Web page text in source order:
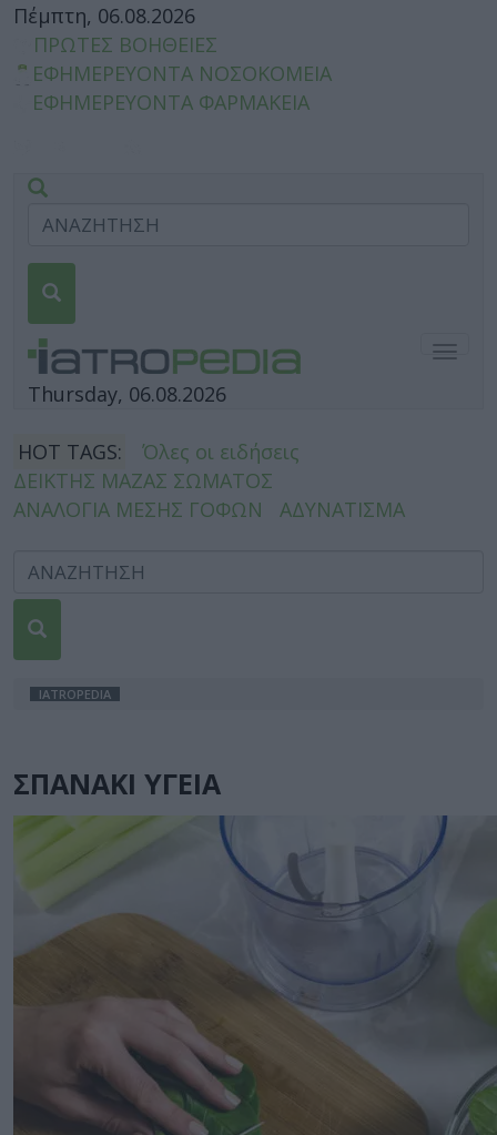
Πέμπτη, 06.08.2026
ΠΡΩΤΕΣ ΒΟΗΘΕΙΕΣ
ΕΦΗΜΕΡΕΥΟΝΤΑ ΝΟΣΟΚΟΜΕΙΑ
ΕΦΗΜΕΡΕΥΟΝΤΑ ΦΑΡΜΑΚΕΙΑ
Thursday, 06.08.2026
HOT TAGS:
Όλες οι ειδήσεις
ΔΕΙΚΤΗΣ ΜΑΖΑΣ ΣΩΜΑΤΟΣ
ΑΝΑΛΟΓΙΑ ΜΕΣΗΣ ΓΟΦΩΝ
ΑΔΥΝΑΤΙΣΜΑ
IATROPEDIA
ΣΠΑΝΑΚΙ ΥΓΕΙΑ